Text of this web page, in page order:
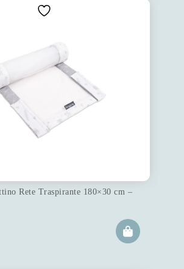
Rete Traspirante 180×30 cm –